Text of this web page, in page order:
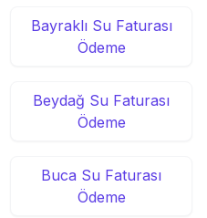
Bayraklı Su Faturası
Ödeme
Beydağ Su Faturası
Ödeme
Buca Su Faturası
Ödeme